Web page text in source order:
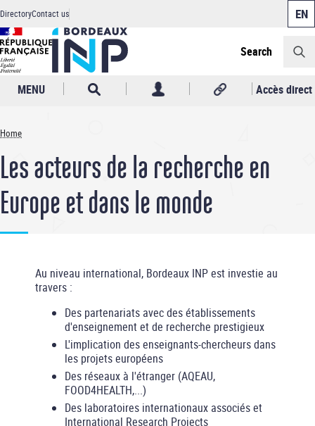
to
main
content
Header
DirectoryContact us
Search
MENU Accès direct
Breadcrumb
Home
Les acteurs de la recherche en
Europe et dans le monde
Au niveau international, Bordeaux INP est investie au
travers :
Des partenariats avec des établissements
d'enseignement et de recherche prestigieux
L'implication des enseignants-chercheurs dans
les projets européens
Des réseaux à l'étranger (AQEAU,
FOOD4HEALTH,...)
Des laboratoires internationaux associés et
International Research Projects
Cookies management panel